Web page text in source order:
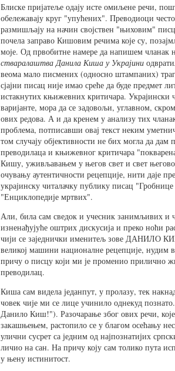
Блиске пријатеље одају исте омиљене речи,
обележавају круг "упућених". Преводиоци
размишљају на начин својствен "њиховим"
почела заправо Кишовим речима које су,
моје. Од првобитне намере да напишем чланак
стваралаштва Данила Киша у Украјини
веома мало писмених (односно штампаних)
сјајни писац није имао среће да буде предмет
истакнутих књижевних критичара. Украјински
варијанте, мора да се задовољи, углавном,
ових редова. А и да кренем у анализу тих
проблема, потписавши овај текст неким
том случају објективности не бих могла да дам
преводилаца и књижевног критичара
Кишу, уживљавањем у његов свет и свет
очувању аутентичности рецепције, нити даје
украјинску читалачку публику писац
"Енциклопедије мртвих".
Али, била сам сведок и учесник занимљивих и
изненађујуће оштрих дискусија и преко ноћи
чији се заједнички именитељ зове ДАНИЛО
великој машини националне рецепције, нудим
причу о писцу који ми је променио прилично
преводилац.
Киша сам видела једанпут, у пролазу, тек
човек чије ми се лице учинило однекуд
Данило Киш!"). Разочарање због ових речи,
закашњењем, растопило се у благом осећању
улични сусрет са једним од најпознатијих
личио на сан. На причу коју сам толико пута
у њену истинитост.